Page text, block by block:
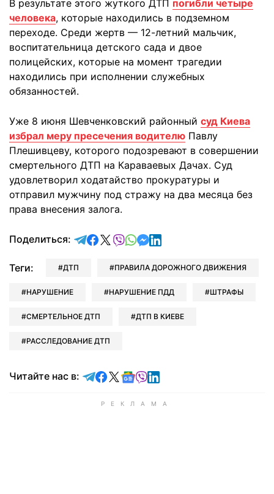
В результате этого жуткого ДТП погибли четыре
человека, которые находились в подземном
переходе. Среди жертв — 12-летний мальчик,
воспитательница детского сада и двое
полицейских, которые на момент трагедии
находились при исполнении служебных
обязанностей.
Уже 8 июня Шевченковский районный суд Киева
избрал меру пресечения водителю Павлу
Плешивцеву, которого подозревают в совершении
смертельного ДТП на Караваевых Дачах. Суд
удовлетворил ходатайство прокуратуры и
отправил мужчину под стражу на два месяца без
права внесения залога.
Поделиться: отправить в Telegram
поделиться в Facebook
поделиться в X
отправить в Viber
отправить в Whatsapp
отправить в Messenger
отправить в LinkedIn
Теги: ДТП ПРАВИЛА ДОРОЖНОГО ДВИЖЕНИЯ
НАРУШЕНИЕ НАРУШЕНИЕ ПДД ШТРАФЫ
СМЕРТЕЛЬНОЕ ДТП ДТП В КИЕВЕ
РАССЛЕДОВАНИЕ ДТП
Читайте нас в: Читайте в Telegram
Читайте в Facebook
Читайте в X
Читайте в Google news
Читайте в Viber
Читайте в LinkedIn